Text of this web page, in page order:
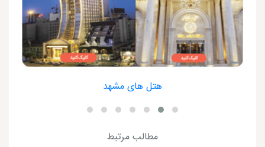
هتل های مشهد
مطالب مرتبط